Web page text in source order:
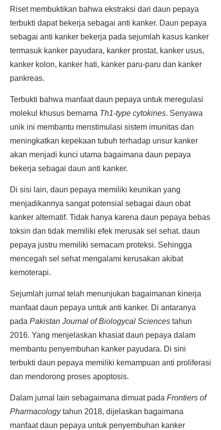
Riset membuktikan bahwa ekstraksi dari daun pepaya
terbukti dapat bekerja sebagai anti kanker. Daun pepaya
sebagai anti kanker bekerja pada sejumlah kasus kanker
termasuk kanker payudara, kanker prostat, kanker usus,
kanker kolon, kanker hati, kanker paru-paru dan kanker
pankreas.
Terbukti bahwa manfaat daun pepaya untuk meregulasi
molekul khusus bernama Th1-type cytokines. Senyawa
unik ini membantu menstimulasi sistem imunitas dan
meningkatkan kepekaan tubuh terhadap unsur kanker
akan menjadi kunci utama bagaimana daun pepaya
bekerja sebagai daun anti kanker.
Di sisi lain, daun pepaya memiliki keunikan yang
menjadikannya sangat potensial sebagai daun obat
kanker alternatif. Tidak hanya karena daun pepaya bebas
toksin dan tidak memiliki efek merusak sel sehat. daun
pepaya justru memiliki semacam proteksi. Sehingga
mencegah sel sehat mengalami kerusakan akibat
kemoterapi.
Sejumlah jurnal telah menunjukan bagaimanan kinerja
manfaat daun pepaya untuk anti kanker. Di antaranya
pada Pakistan Journal of Biologycal Sciences tahun
2016. Yang menjelaskan khasiat daun pepaya dalam
membantu penyembuhan kanker payudara. Di sini
terbukti daun pepaya memiliki kemampuan anti proliferasi
dan mendorong proses apoptosis.
Dalam jurnal lain sebagaimana dimuat pada Frontiers of
Pharmacologytahun 2018, dijelaskan bagaimana
manfaat daun pepaya untuk penyembuhan kanker